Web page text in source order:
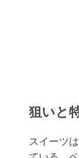
狙いと
スイーツ